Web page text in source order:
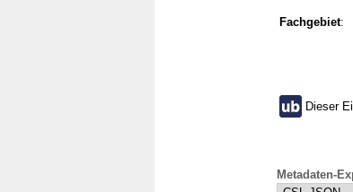
Fachgebiet:
Dieser
Metadaten-